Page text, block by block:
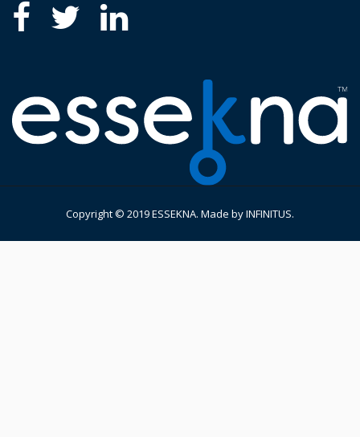
Copyright © 2019 ESSEKNA. Made byINFINITUS.